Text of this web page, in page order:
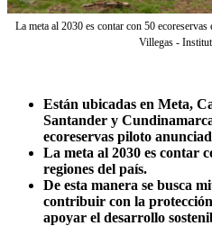
La meta al 2030 es contar con 50
Villegas -
Están ubicadas en Meta,
Santander y
ecoreservas piloto
La meta al 2030 es contar
regiones del país.
De esta manera se busca
contribuir con la
apoyar el desarrollo